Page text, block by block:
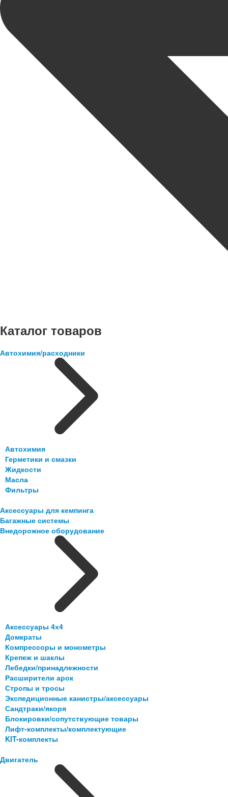
Каталог товаров
Автохимия/расходники
Автохимия
Герметики и смазки
Жидкости
Масла
Фильтры
Аксессуары для кемпинга
Багажные системы
Внедорожное оборудование
Аксессуары 4х4
Домкраты
Компрессоры и монометры
Крепеж и шаклы
Лебедки/принадлежности
Расширители арок
Стропы и тросы
Экспедиционные канистры/аксессуары
Сандтраки/якоря
Блокировки/сопутствующие товары
Лифт-комплекты/комплектующие
KIT-комплекты
Двигатель